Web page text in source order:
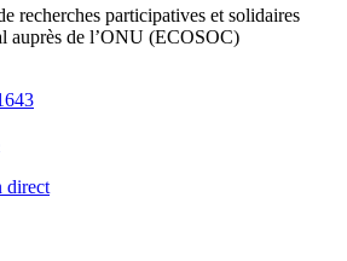
recherches participatives et solidaires
auprès de l’ONU (ECOSOC)
direct